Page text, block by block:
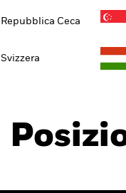
Repubblica Ceca
Svizzera